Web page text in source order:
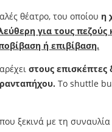
θέατρο, του οποίου η
για τους πεζούς
ή επιβίβαση.
στους
Το shuttle
ξεκινά με τη συναυλία